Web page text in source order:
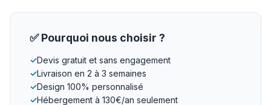
✅ Pourquoi nous choisir ?
✓Devis gratuit et sans engagement
✓Livraison en 2 à 3 semaines
✓Design 100% personnalisé
✓Hébergement à 130€/an seulement